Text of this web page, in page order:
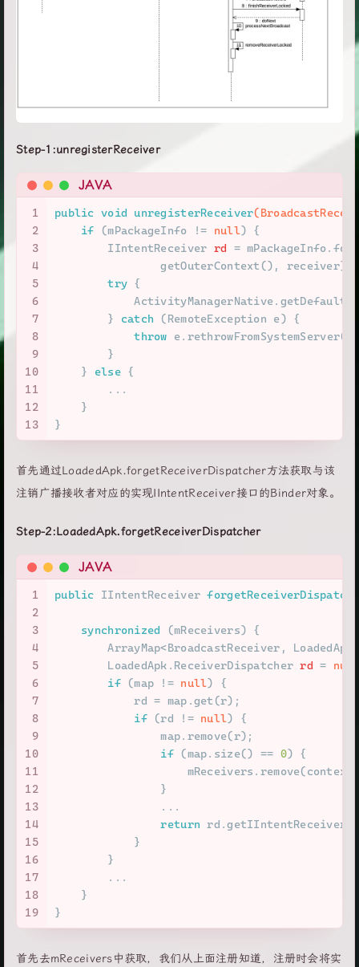
Step-1:unregisterReceiver
JAVA
1
2
3
4
5
6
7
8
9
10
11
12
13
public void unregisterReceiver
if (mPackageInfo != null) {
IIntentReceiver rd =
                getOuterContext(), receiver);
try {
        }
catch (RemoteException e) {
throw e.rethrowFromSystemServer();
        }
    }
else {
        ...
    }
}
首先通过LoadedApk.forgetReceiverDispatcher方法获取与该
注销广播接收者对应的实现IIntentReceiver接口的Binder对象。
Step-2:LoadedApk.forgetReceiverDispatcher
JAVA
1
2
3
4
5
6
7
8
9
10
11
12
13
14
15
16
17
18
19
public IIntentReceiver
synchronized (mReceivers) {
ArrayMap<BroadcastReceiver,
        LoadedApk.
ReceiverDispatcher rd = null
if (map != null) {
            rd = map.get(r);
if (rd != null) {
                map.remove(r);
if (map.size() == 0) {
                }
                ...
return
            }
        }
        ...
    }
}
首先去mReceivers中获取，我们从上面注册知道，注册时会将实